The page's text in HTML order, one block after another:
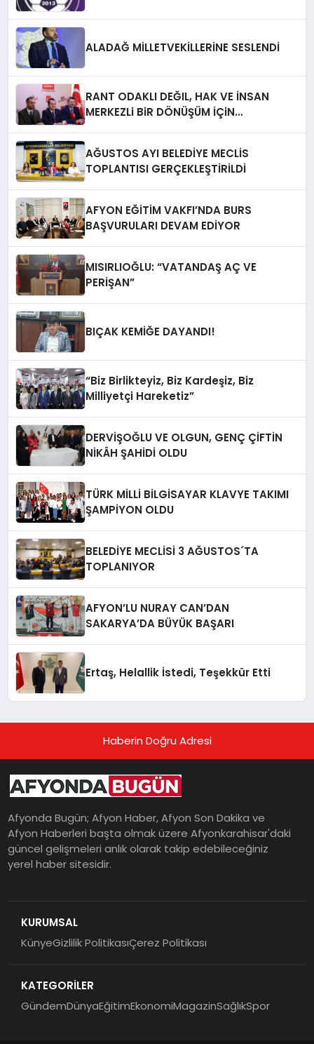
ALADAĞ MİLLETVEKİLLERİNE SESLENDİ
RANT ODAKLI DEĞIL, HAK VE İNSAN
MERKEZLi BiR DÖNÜŞÜM İÇiN
AĞUSTOS AYI BELEDİYE MECLİS
TOPLANTISI GERÇEKLEŞTİRİLDİ
AFYON EĞİTİM VAKFI’NDA BURS
BAŞVURULARI DEVAM EDİYOR
MISIRLIOĞLU: “VATANDAŞ AÇ VE
PERİŞAN”
BIÇAK KEMİĞE DAYANDI!
“Biz Birlikteyiz, Biz Kardeşiz, Biz
Milliyetçi Hareketiz”
DERVİŞOĞLU VE OLGUN, GENÇ ÇİFTİN
NİKÂH ŞAHİDİ OLDU
TÜRK MİLLİ BİLGİSAYAR KLAVYE TAKIMI
ŞAMPİYON OLDU
BELEDİYE MECLİSİ 3 AĞUSTOS´TA
TOPLANIYOR
AFYON’LU NURAY CAN’DAN
SAKARYA’DA BÜYÜK BAŞARI
Ertaş, Helallik İstedi, Teşekkür Etti
Haberin Doğru Adresi
Afyonda Bugün; Afyon Haber, Afyon Son Dakika ve
Afyon Haberleri başta olmak üzere Afyonkarahisar'daki
güncel gelişmeleri anlık olarak takip edebileceğiniz
yerel haber sitesidir.
KURUMSAL
KünyeGizlilik PolitikasıÇerez Politikası
KATEGORİLER
GündemDünyaEğitimEkonomiMagazinSağlıkSpor